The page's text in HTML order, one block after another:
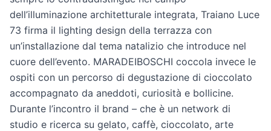
dell’illuminazione architetturale integrata, Traiano Luce
73 firma il lighting design della terrazza con
un’installazione dal tema natalizio che introduce nel
cuore dell’evento. MARADEIBOSCHI coccola invece le
ospiti con un percorso di degustazione di cioccolato
accompagnato da aneddoti, curiosità e bollicine.
Durante l’incontro il brand – che è un network di
studio e ricerca su gelato, caffè, cioccolato, arte